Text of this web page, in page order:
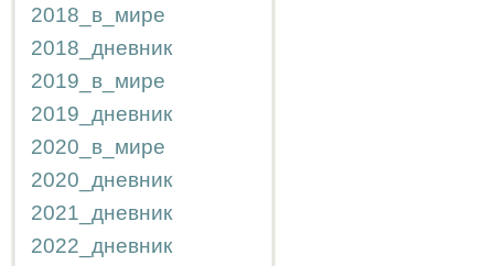
2018_в_мире
2018_дневник
2019_в_мире
2019_дневник
2020_в_мире
2020_дневник
2021_дневник
2022_дневник